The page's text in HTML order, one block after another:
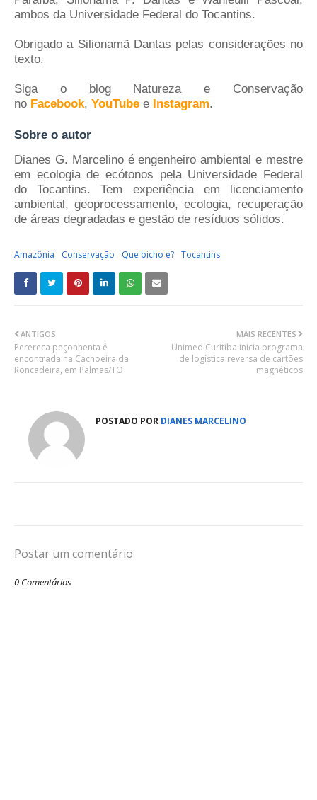
ambos da Universidade Federal do Tocantins.
Obrigado a Silionamã Dantas pelas considerações no
texto.
Siga o blog Natureza e Conservação
no Facebook, YouTube e Instagram.
Sobre o autor
Dianes G. Marcelino é engenheiro ambiental e mestre
em ecologia de ecótonos pela Universidade Federal
do Tocantins. Tem experiência em licenciamento
ambiental, geoprocessamento, ecologia, recuperação
de áreas degradadas e gestão de resíduos sólidos.
Amazônia Conservação Que bicho é? Tocantins
MAIS RECENTES
Unimed Curitiba inicia programa
de logística reversa de cartões
magnéticos
ANTIGOS
Perereca peçonhenta é
encontrada na Cachoeira da
Roncadeira, em Palmas/TO
POSTADO POR DIANES MARCELINO
Postar um comentário
0 Comentários